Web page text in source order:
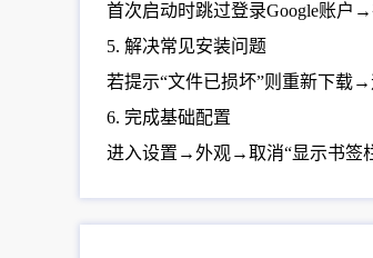
首次启动时跳过登录Google账户
5. 解决常见安装问题
若提示“文件已损坏”则重新下载
6. 完成基础配置
进入设置→外观→取消“显示书签